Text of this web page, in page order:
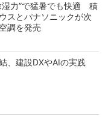
湿力”で猛暑でも快適 積
スとパナソニックが次
調を発売
、建設DXやAIの実践